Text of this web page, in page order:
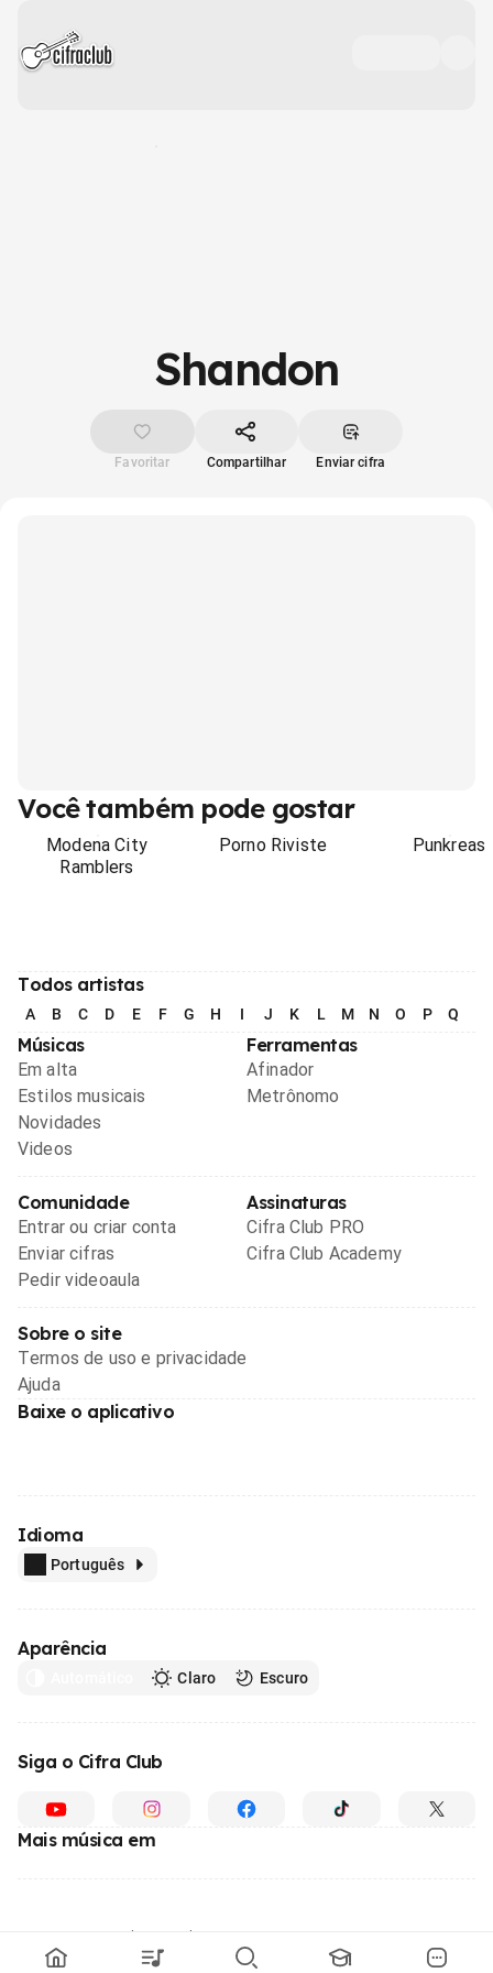
Shandon
Favoritar Compartilhar Enviar cifra
Você também pode gostar
Modena City
Ramblers
Porno Riviste Punkreas
Todos artistas
A B C D E F G H I J K L M N O P Q
Músicas
Em alta
Estilos musicais
Novidades
Videos
Ferramentas
Afinador
Metrônomo
Comunidade
Entrar ou criar conta
Enviar cifras
Pedir videoaula
Assinaturas
Cifra Club PRO
Cifra Club Academy
Sobre o site
Termos de uso e privacidade
Ajuda
Baixe o aplicativo
Idioma
Português
Aparência
Claro Escuro
Siga o Cifra Club
Mais música em
© 1996 - 2026, o maior site de ensino de música do Brasil